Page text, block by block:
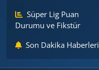
Süper Lig Puan
Durumu ve Fikstür
Son Dakika Haberleri